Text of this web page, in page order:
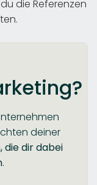
die Referenzen
deiner
die dir dabei
.